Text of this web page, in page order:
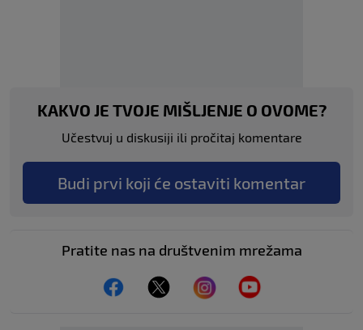
KAKVO JE TVOJE MIŠLJENJE O OVOME?
Učestvuj u diskusiji ili pročitaj komentare
Budi prvi koji će ostaviti komentar
Pratite nas na društvenim mrežama